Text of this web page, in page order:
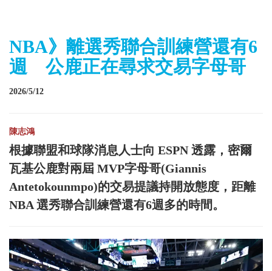
NBA》離選秀聯合訓練營還有6
週 公鹿正在尋求交易字母哥
2026/5/12
陳志鴻
根據聯盟和球隊消息人士向 ESPN 透露，密爾
瓦基公鹿對兩屆 MVP字母哥(Giannis
Antetokounmpo)的交易提議持開放態度，距離
NBA 選秀聯合訓練營還有6週多的時間。